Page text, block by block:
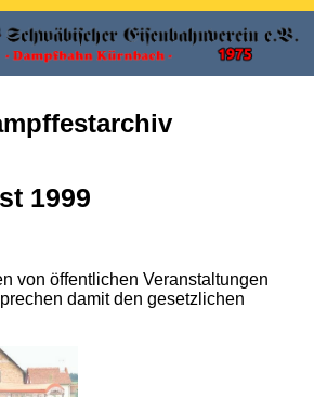
1999
von öffentlichen Veranstaltungen
damit den gesetzlichen